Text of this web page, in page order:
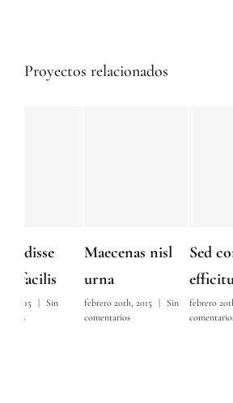
Proyectos relacionados
Maecenas nisl
urna
febrero 20th, 2015 | Sin
comentarios
Sed consequat
febrero 20th, 2015 | Sin
comentarios